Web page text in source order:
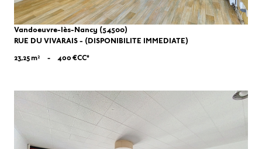
Vandoeuvre-lès-Nancy (54500)
RUE DU VIVARAIS - (DISPONIBILITE IMMEDIATE)
23,25 m² - 400 €CC*